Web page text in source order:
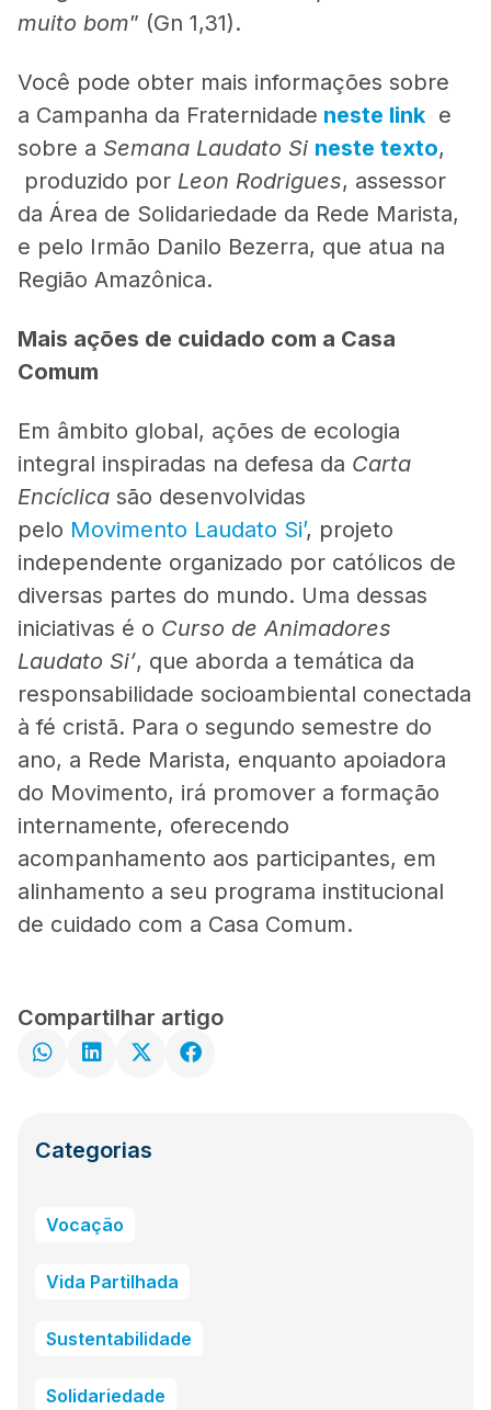
muito bom” (Gn 1,31).
Você pode obter mais informações sobre
a Campanha da Fraternidade neste link e
sobre a Semana Laudato Si neste texto,
produzido por Leon Rodrigues, assessor
da Área de Solidariedade da Rede Marista,
e pelo Irmão Danilo Bezerra, que atua na
Região Amazônica.
Mais ações de cuidado com a Casa
Comum
Em âmbito global, ações de ecologia
integral inspiradas na defesa da Carta
Encíclica são desenvolvidas
pelo Movimento Laudato Si’, projeto
independente organizado por católicos de
diversas partes do mundo. Uma dessas
iniciativas é o Curso de Animadores
Laudato Si’, que aborda a temática da
responsabilidade socioambiental conectada
à fé cristã. Para o segundo semestre do
ano, a Rede Marista, enquanto apoiadora
do Movimento, irá promover a formação
internamente, oferecendo
acompanhamento aos participantes, em
alinhamento a seu programa institucional
de cuidado com a Casa Comum.
Compartilhar artigo
Categorias
Vocação
Vida Partilhada
Sustentabilidade
Solidariedade